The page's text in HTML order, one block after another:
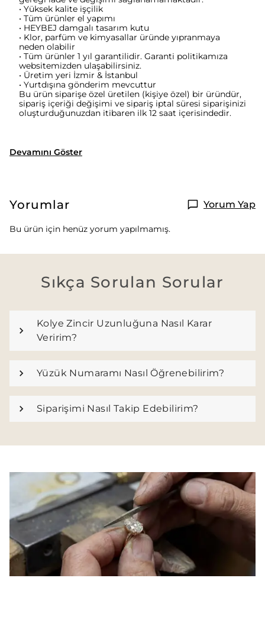
• Yüksek kalite işçilik
• Tüm ürünler el yapımı
• HEYBEJ damgalı tasarım kutu
• Klor, parfüm ve kimyasallar üründe yıpranmaya
neden olabilir
• Tüm ürünler 1 yıl garantilidir. Garanti politikamıza
websitemizden ulaşabilirsiniz.
• Üretim yeri İzmir & İstanbul
• Yurtdışına gönderim mevcuttur
Bu ürün siparişe özel üretilen (kişiye özel) bir üründür,
sipariş içeriği değişimi ve sipariş iptal süresi siparişinizi
oluşturduğunuzdan itibaren ilk 12 saat içerisindedir.
Devamını Göster
Yorumlar Yorum Yap
Bu ürün için henüz yorum yapılmamış.
Sıkça Sorulan Sorular
Kolye Zincir Uzunluğuna Nasıl Karar
Veririm?
Yüzük Numaramı Nasıl Öğrenebilirim?
Siparişimi Nasıl Takip Edebilirim?